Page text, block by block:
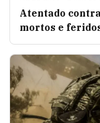
Atentado
mortos e